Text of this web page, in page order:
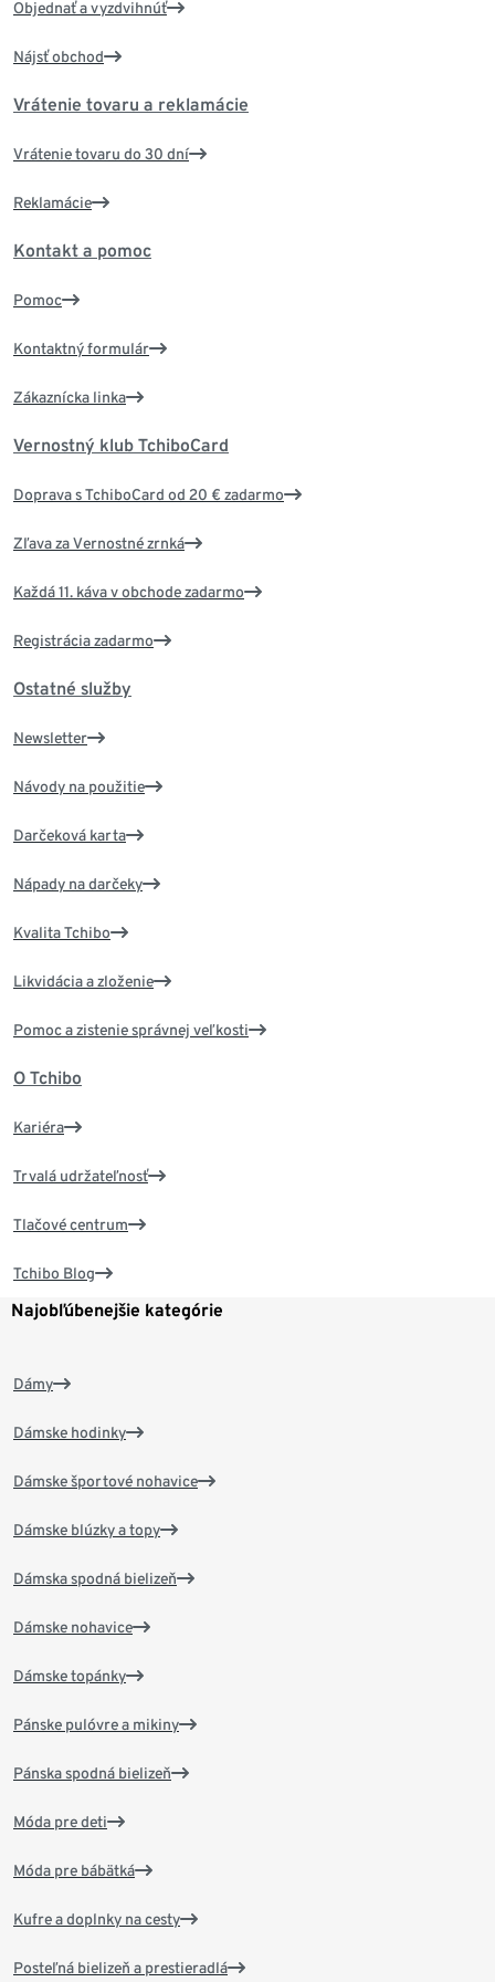
Objednať a vyzdvihnúť
Nájsť obchod
Vrátenie tovaru a reklamácie
Vrátenie tovaru do 30 dní
Reklamácie
Kontakt a pomoc
Pomoc
Kontaktný formulár
Zákaznícka linka
Vernostný klub TchiboCard
Doprava s TchiboCard od 20 € zadarmo
Zľava za Vernostné zrnká
Každá 11. káva v obchode zadarmo
Registrácia zadarmo
Ostatné služby
Newsletter
Návody na použitie
Darčeková karta
Nápady na darčeky
Kvalita Tchibo
Likvidácia a zloženie
Pomoc a zistenie správnej veľkosti
O Tchibo
Kariéra
Trvalá udržateľnosť
Tlačové centrum
Tchibo Blog
Najobľúbenejšie kategórie
Dámy
Dámske hodinky
Dámske športové nohavice
Dámske blúzky a topy
Dámska spodná bielizeň
Dámske nohavice
Dámske topánky
Pánske pulóvre a mikiny
Pánska spodná bielizeň
Móda pre deti
Móda pre bábätká
Kufre a doplnky na cesty
Posteľná bielizeň a prestieradlá